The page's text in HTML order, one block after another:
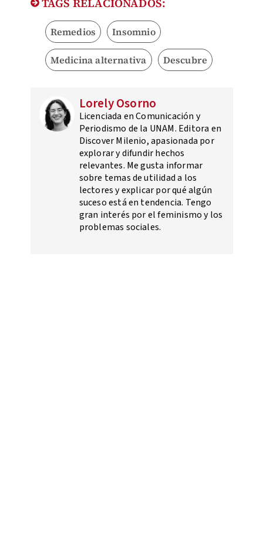
Remedios Insomnio
Medicina alternativa Descubre
Lorely Osorno
Licenciada en Comunicación y
Periodismo de la UNAM. Editora en
Discover Milenio, apasionada por
explorar y difundir hechos
relevantes. Me gusta informar
sobre temas de utilidad a los
lectores y explicar por qué algún
suceso está en tendencia. Tengo
gran interés por el feminismo y los
problemas sociales.